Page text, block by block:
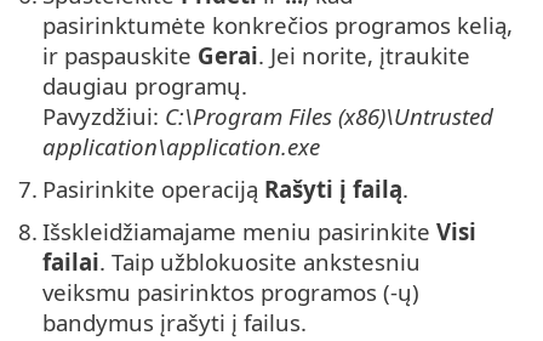
pasirinktumėte konkrečios programos kelią,
ir paspauskite Gerai. Jei norite, įtraukite
daugiau programų.
Pavyzdžiui: C:\Program Files (x86)\Untrusted
application\application.exe
7. Pasirinkite operaciją Rašyti į failą.
8. Išskleidžiamajame meniu pasirinkite Visi
failai. Taip užblokuosite ankstesniu
veiksmu pasirinktos programos (-ų)
bandymus įrašyti į failus.